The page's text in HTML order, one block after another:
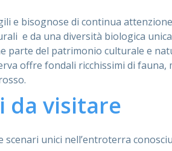
e bisognose di continua
e da una diversità biologica
parte del patrimonio culturale e
offre fondali ricchissimi di
da visitare
unici nell’entroterra